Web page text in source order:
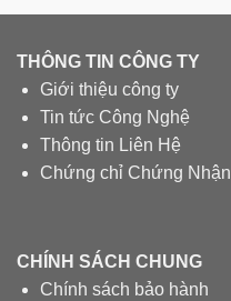
THÔNG TIN CÔNG TY
Giới thiệu công ty
Tin tức Công Nghệ
Thông tin Liên Hệ
Chứng chỉ Chứng Nhận
CHÍNH SÁCH CHUNG
Chính sách bảo hành